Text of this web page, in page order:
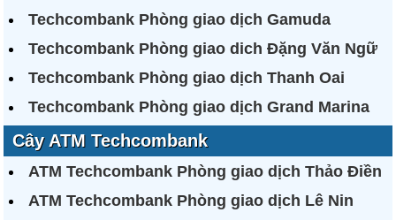
Techcombank Phòng giao dịch Gamuda
Techcombank Phòng giao dich Đặng Văn Ngữ
Techcombank Phòng giao dịch Thanh Oai
Techcombank Phòng giao dịch Grand Marina
Cây ATM Techcombank
ATM Techcombank Phòng giao dịch Thảo Điền
ATM Techcombank Phòng giao dịch Lê Nin